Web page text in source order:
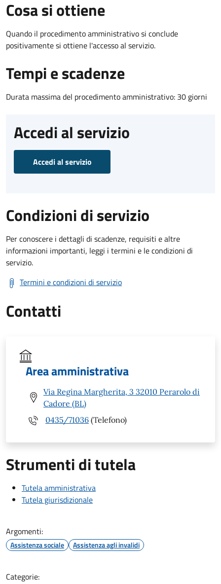
Cosa si ottiene
Quando il procedimento amministrativo si conclude
positivamente si ottiene l'accesso al servizio.
Tempi e scadenze
Durata massima del procedimento amministrativo: 30 giorni
Accedi al servizio
Accedi al servizio
Condizioni di servizio
Per conoscere i dettagli di scadenze, requisiti e altre
informazioni importanti, leggi i termini e le condizioni di
servizio.
Termini e condizioni di servizio
Contatti
Area amministrativa
Via Regina Margherita, 3 32010 Perarolo di
Cadore (BL)
0435/71036 (Telefono)
Strumenti di tutela
Tutela amministrativa
Tutela giurisdizionale
Argomenti:
Assistenza sociale Assistenza agli invalidi
Categorie: